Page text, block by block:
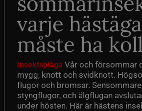
varje
måste ha
Insektsplåga Vår och försommar
mygg, knott och svidknott.
flugor och bromsar.
styngflugor, och älgflugan
under hösten. Här är hästens